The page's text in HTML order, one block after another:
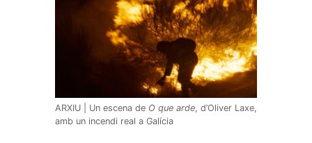
ARXIU | Un escena de O que arde, d’Oliver Laxe,
amb un incendi real a Galícia